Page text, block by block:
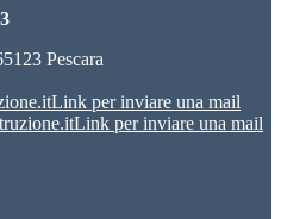
Pescara
Link per inviare una mail
Link per inviare una mail